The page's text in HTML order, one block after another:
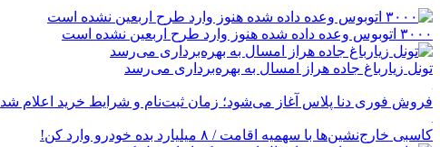
۳۰۰۰ اتوبوس وعده داده شده هنوز وارد طرح اربعین نشده است
تونل زیارباغ جاده هراز امسال به بهره‌برداری می‌رسد
فروش فوری دنا پلاس آغاز می‌شود؛ زمان ثبت‌نام و شرایط خرید اعلام شد
کاسبی خارج‌نشین‌ها با سهمیه اقامت / ۸ میلیارد بده خودرو وارد کن!